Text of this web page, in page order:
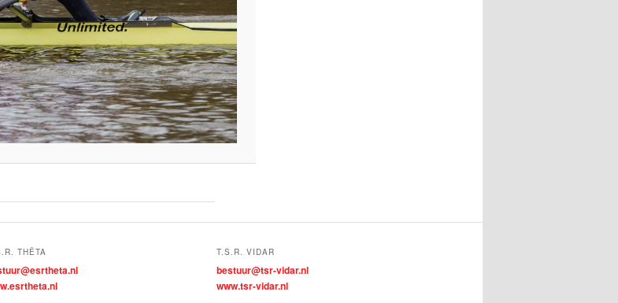
THÊTA T.S.R. VIDAR
bestuur@tsr-vidar.nl
www.tsr-vidar.nl